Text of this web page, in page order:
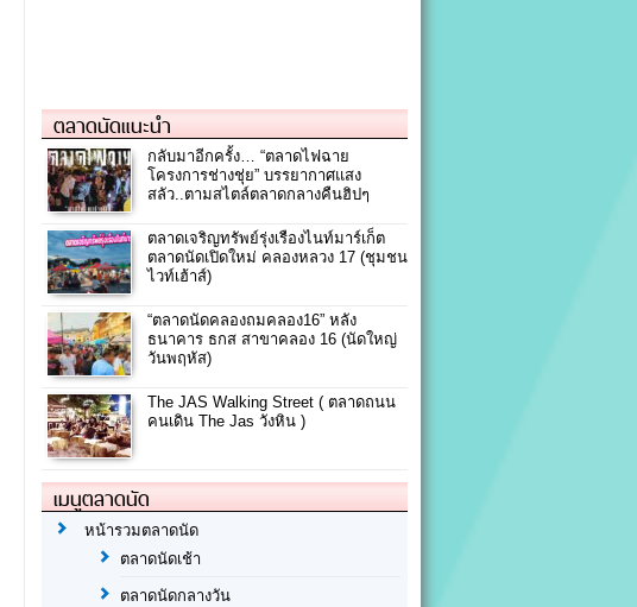
ตลาดนัดแนะนำ
กลับมาอีกครั้ง… “ตลาดไฟฉาย
โครงการช่างชุ่ย” บรรยากาศแสง
สลัว..ตามสไตล์ตลาดกลางคืนฮิปๆ
ตลาดเจริญทรัพย์รุ่งเรืองไนท์มาร์เก็ต
ตลาดนัดเปิดใหม่ คลองหลวง 17 (ชุมชน
ไวท์เฮ้าส์)
“ตลาดนัดคลองถมคลอง16” หลัง
ธนาคาร ธกส สาขาคลอง 16 (นัดใหญ่
วันพฤหัส)
The JAS Walking Street ( ตลาดถนน
คนเดิน The Jas วังหิน )
เมนูตลาดนัด
หน้ารวมตลาดนัด
ตลาดนัดเช้า
ตลาดนัดกลางวัน